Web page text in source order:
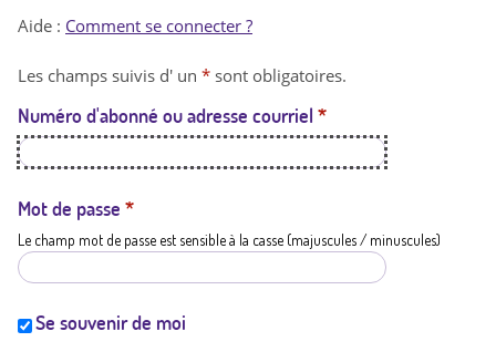
t
a
t
i
Aide : Comment se connecter ?
Les champs suivis d' un * sont obligatoires.
Numéro d'abonné ou adresse courriel *
Mot de passe *
Le champ mot de passe est sensible à la casse (majuscules / minuscules)
Se souvenir de moi